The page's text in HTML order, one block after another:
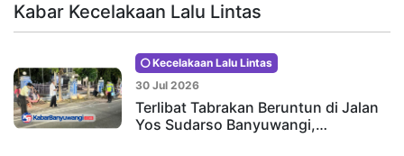
Kabar Kecelakaan Lalu Lintas
Kecelakaan Lalu Lintas
30 Jul 2026
Terlibat Tabrakan Beruntun di Jalan
Yos Sudarso Banyuwangi,…